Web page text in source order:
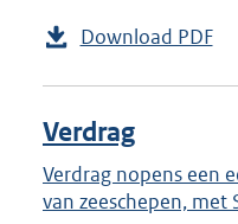
Download PDF
Verdrag
Verdrag nopens een
van zeeschepen, met